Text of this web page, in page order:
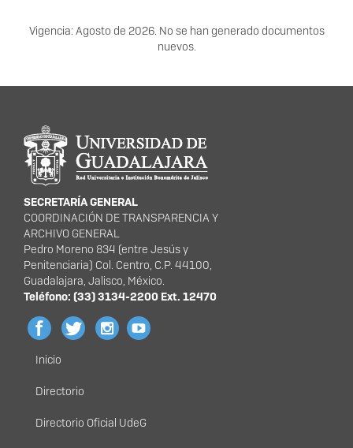
Vigencia: Agosto de 2026. No se han generado documentos
nuevos.
Información del portal
SECRETARÍA GENERAL
COORDINACIÓN DE TRANSPARENCIA Y
ARCHIVO GENERAL
Pedro Moreno 834 (entre Jesús y
Penitenciaria) Col. Centro, C.P. 44100,
Guadalajara, Jalisco, México.
Teléfono: (33) 3134-2200 Ext. 12470
Menú
principal
Inicio
Directorio
Directorio Oficial UdeG